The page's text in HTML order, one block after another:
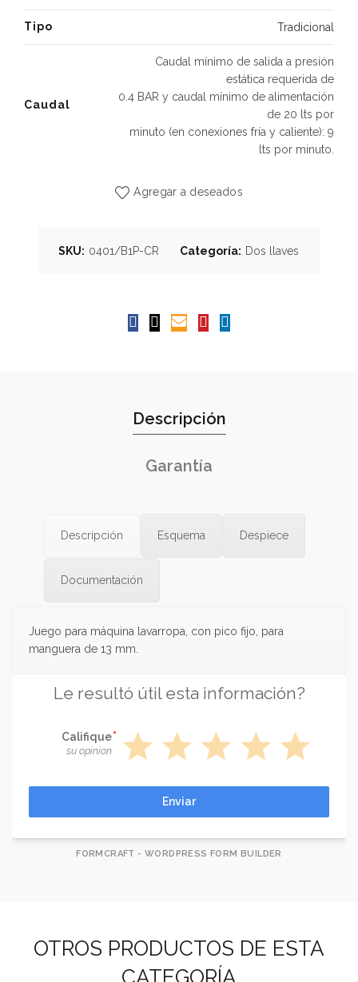
Tipo Tradicional
Caudal
Caudal mínimo de salida a presión
estática requerida de
0.4 BAR y caudal mínimo de alimentación
de 20 lts por
minuto (en conexiones fría y caliente): 9
lts por minuto.
Agregar a deseados
SKU: 0401/B1P-CR Categoría: Dos llaves
Descripción
Garantía
Descripción Esquema Despiece
Documentación
Juego para máquina lavarropa, con pico fijo, para
manguera de 13 mm.
Le resultó útil esta información?
Califique
su opinion star star star star star
Enviar
FORMCRAFT - WORDPRESS FORM BUILDER
OTROS PRODUCTOS DE ESTA
CATEGORÍA